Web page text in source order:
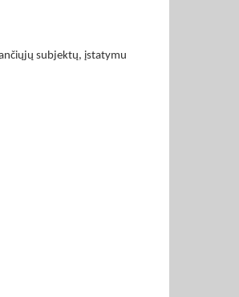
subjektų, įstatymu